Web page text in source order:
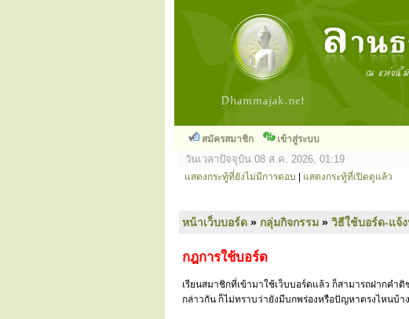
สมัครสมาชิก เข้าสู่ระบบ
วันเวลาปัจจุบัน 08 ส.ค. 2026, 01:19
แสดงกระทู้ที่ยังไม่มีการตอบ แสดงกระทู้ที่เปิดดูแล้ว
หน้าเว็บบอร์ด » กลุ่มกิจกรรม » วิธีใช้บอร์ด-แจ้
กฎการใช้บอร์ด
เรียนสมาชิกที่เข้ามาใช้เว็บบอร์ดแล้ว ก็สามารถฝากคำ
กล่าวกัน ก็ไม่ทราบว่ายังมีบกพร่องหรือปัญหาตรงไหนบ้าง